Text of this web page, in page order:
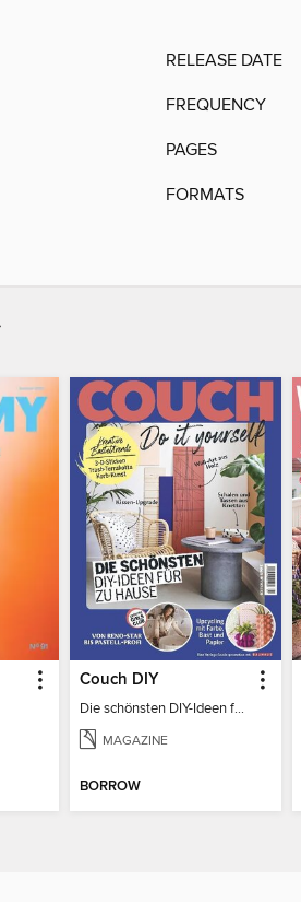
RELEASE DATE
FREQUENCY
PAGES
FORMATS
Couch DIY
Die schönsten DIY-Ideen für zu Hause
MAGAZINE
BORROW